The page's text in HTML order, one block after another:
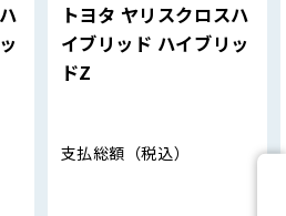
トヨタ ヤリスクロスハ
イブリッド ハイブリッ
ドZ
支払総額 （税込）